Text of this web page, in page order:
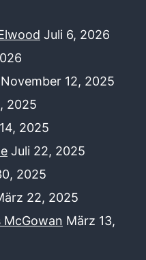
Juli 6, 2026
November 12, 2025
2025
2025
Juli 22, 2025
2025
22, 2025
McGowan März 13,